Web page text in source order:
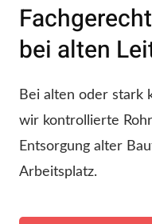
bei alten
Bei alten oder stark
wir kontrollierte
Entsorgung alter
Arbeitsplatz.